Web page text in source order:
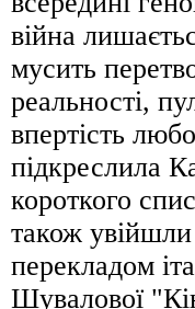
війна
мусить
реальності,
впертість
підкреслила
короткого
також
перекладом
Шувалової